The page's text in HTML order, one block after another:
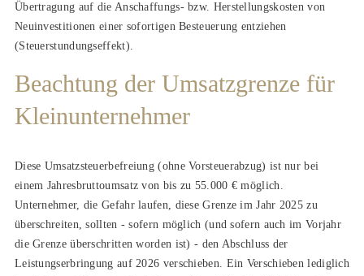
Übertragung auf die Anschaffungs- bzw. Herstellungskosten von
Neuinvestitionen einer sofortigen Besteuerung entziehen
(Steuerstundungseffekt).
Beachtung der Umsatzgrenze für
Kleinunternehmer
Diese Umsatzsteuerbefreiung (ohne Vorsteuerabzug) ist nur bei
einem Jahresbruttoumsatz von bis zu 55.000 € möglich.
Unternehmer, die Gefahr laufen, diese Grenze im Jahr 2025 zu
überschreiten, sollten - sofern möglich (und sofern auch im Vorjahr
die Grenze überschritten worden ist) - den Abschluss der
Leistungserbringung auf 2026 verschieben. Ein Verschieben lediglich